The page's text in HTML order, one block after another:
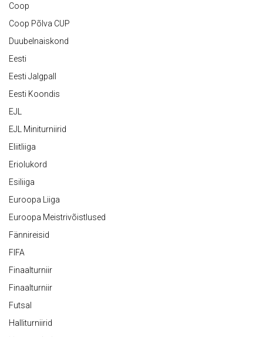
Coop
Coop Põlva CUP
Duubelnaiskond
Eesti
Eesti Jalgpall
Eesti Koondis
EJL
EJL Miniturniirid
Eliitliiga
Eriolukord
Esiliiga
Euroopa Liiga
Euroopa Meistrivõistlused
Fännireisid
FIFA
Finaalturniir
Finaalturniir
Futsal
Halliturniirid